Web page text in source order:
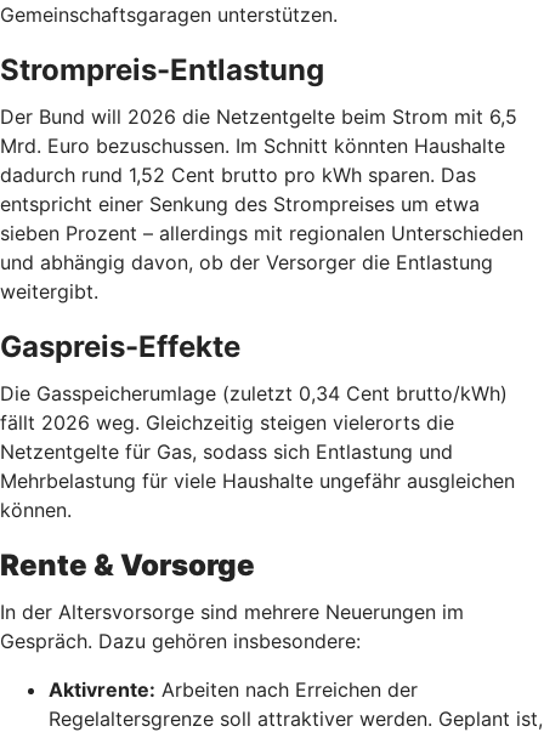
Gemeinschaftsgaragen unterstützen.
Strompreis-Entlastung
Der Bund will 2026 die Netzentgelte beim Strom mit 6,5
Mrd. Euro bezuschussen. Im Schnitt könnten Haushalte
dadurch rund 1,52 Cent brutto pro kWh sparen. Das
entspricht einer Senkung des Strompreises um etwa
sieben Prozent – allerdings mit regionalen Unterschieden
und abhängig davon, ob der Versorger die Entlastung
weitergibt.
Gaspreis-Effekte
Die Gasspeicherumlage (zuletzt 0,34 Cent brutto/kWh)
fällt 2026 weg. Gleichzeitig steigen vielerorts die
Netzentgelte für Gas, sodass sich Entlastung und
Mehrbelastung für viele Haushalte ungefähr ausgleichen
können.
Rente & Vorsorge
In der Altersvorsorge sind mehrere Neuerungen im
Gespräch. Dazu gehören insbesondere:
Aktivrente: Arbeiten nach Erreichen der
Regelaltersgrenze soll attraktiver werden. Geplant ist,